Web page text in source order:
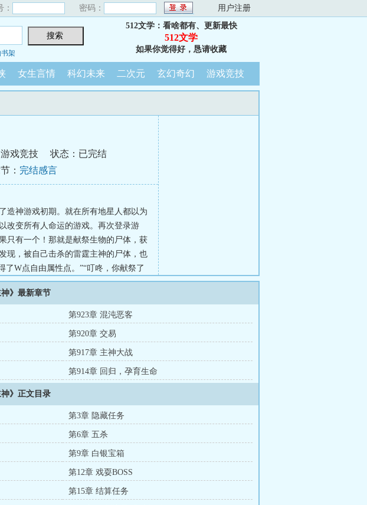
： 密码： 用户注册
架
512文学：看啥都有、更新最快
512文学
如果你觉得好，恳请收藏
女生言情 科幻未来 二次元 玄幻奇幻 游戏竞技
戏竞技
状态：已完结
： 完结感言
造神游戏初期。就在所有地星人都以为
改变所有人命运的游戏。再次登录游
只有一个！那就是献祭生物的尸体，获
现，被自己击杀的雷霆主神的尸体，也
了W点自由属性点。”“叮咚，你献祭了
心（主神级），获得点神性点！”“这一
神》最新章节
第923章 混沌恶客
第920章 交易
第917章 主神大战
第914章 回归，孕育生命
神》正文目录
第3章 隐藏任务
第6章 五杀
第9章 白银宝箱
第12章 戏耍BOSS
第15章 结算任务